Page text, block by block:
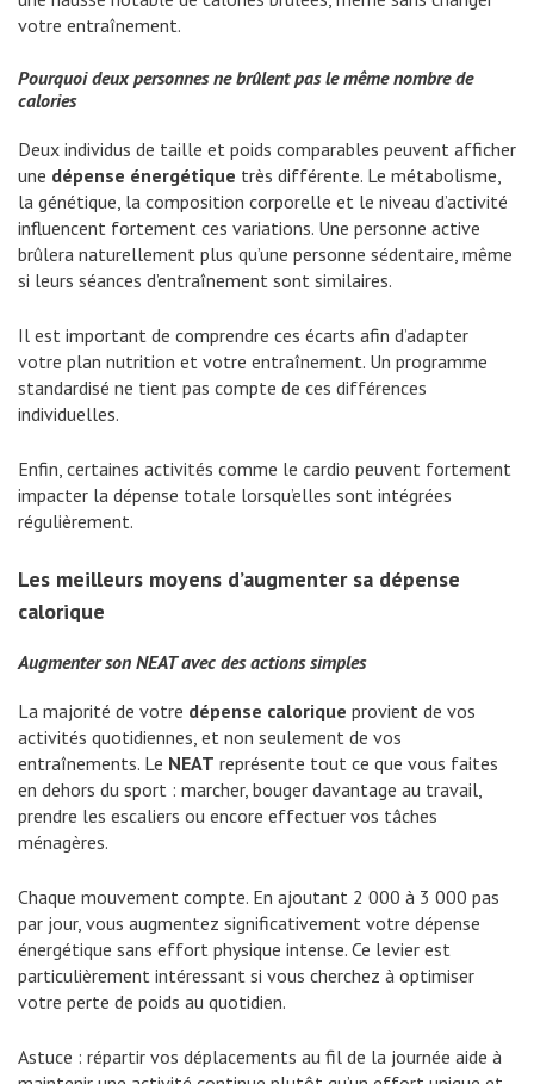
votre entraînement.
Pourquoi deux personnes ne brûlent pas le même nombre de
calories
Deux individus de taille et poids comparables peuvent afficher
une dépense énergétique très différente. Le métabolisme,
la génétique, la composition corporelle et le niveau d’activité
influencent fortement ces variations. Une personne active
brûlera naturellement plus qu’une personne sédentaire, même
si leurs séances d’entraînement sont similaires.
Il est important de comprendre ces écarts afin d’adapter
votre plan nutrition et votre entraînement. Un programme
standardisé ne tient pas compte de ces différences
individuelles.
Enfin, certaines activités comme le cardio peuvent fortement
impacter la dépense totale lorsqu’elles sont intégrées
régulièrement.
Les meilleurs moyens d’augmenter sa dépense
calorique
Augmenter son NEAT avec des actions simples
La majorité de votre dépense calorique provient de vos
activités quotidiennes, et non seulement de vos
entraînements. Le NEAT représente tout ce que vous faites
en dehors du sport : marcher, bouger davantage au travail,
prendre les escaliers ou encore effectuer vos tâches
ménagères.
Chaque mouvement compte. En ajoutant 2 000 à 3 000 pas
par jour, vous augmentez significativement votre dépense
énergétique sans effort physique intense. Ce levier est
particulièrement intéressant si vous cherchez à optimiser
votre perte de poids au quotidien.
Astuce : répartir vos déplacements au fil de la journée aide à